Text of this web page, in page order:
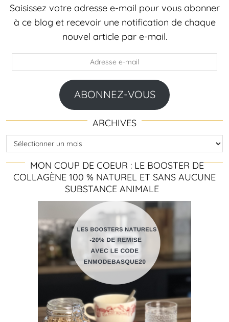
Saisissez votre adresse e-mail pour vous abonner
à ce blog et recevoir une notification de chaque
nouvel article par e-mail.
e-
ABONNEZ-VOUS
ARCHIVES
Archives
MON COUP DE COEUR : LE BOOSTER DE
COLLAGÈNE 100 % NATUREL ET SANS AUCUNE
SUBSTANCE ANIMALE